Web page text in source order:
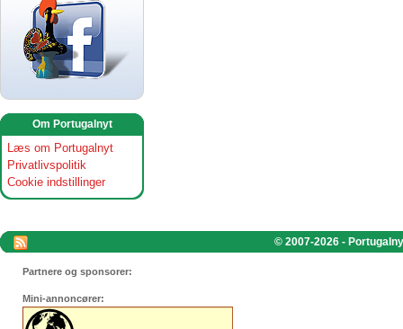
Om Portugalnyt
Læs om Portugalnyt
Privatlivspolitik
Cookie indstillinger
© 2007-2026 -
Partnere og sponsorer:
Mini-annoncører: